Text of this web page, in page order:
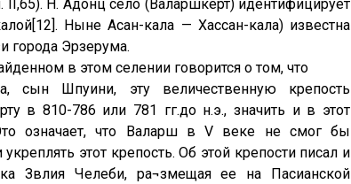
Н. Адонц село (Валаршкерт) идентифицирует
Ныне Асан-кала — Хассан-кала) известна
города Эрзерума.
в этом селении говорится о том, что
сын Шпуини, эту величественную крепость
в 810-786 или 781 гг.до н.э., значить и в этот
означает, что Валарш в V веке не смог бы
этот крепость. Об этой крепости писал и
Звлия Челеби, ра¬змещая ее на Пасианской